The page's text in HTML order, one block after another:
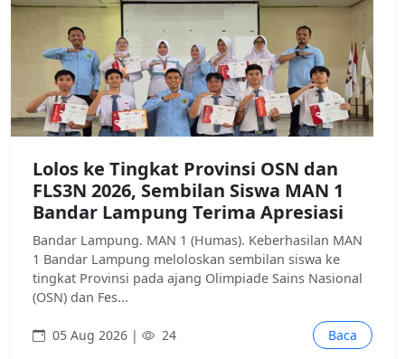
Lolos ke Tingkat Provinsi OSN dan
FLS3N 2026, Sembilan Siswa MAN 1
Bandar Lampung Terima Apresiasi
Bandar Lampung. MAN 1 (Humas). Keberhasilan MAN
1 Bandar Lampung meloloskan sembilan siswa ke
tingkat Provinsi pada ajang Olimpiade Sains Nasional
(OSN) dan Fes...
05 Aug 2026 | 24 Baca